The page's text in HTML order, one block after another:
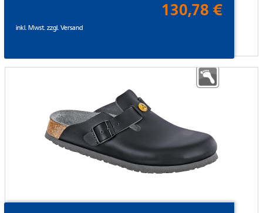
130,78 €
inkl. Mwst. zzgl.Versand